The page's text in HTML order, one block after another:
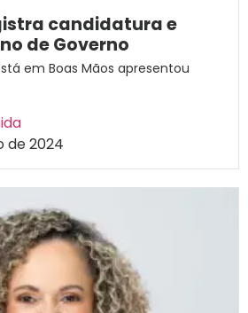
candidatura e
de Governo
em Boas Mãos apresentou
de 2024